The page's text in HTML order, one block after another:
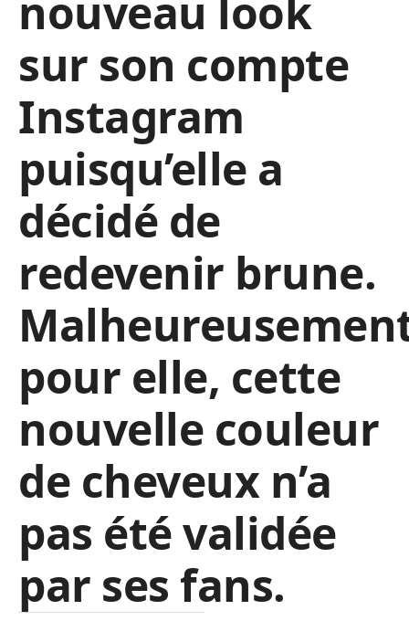
nouveau look
sur son compte
Instagram
puisqu’elle a
décidé de
redevenir brune.
pour elle, cette
nouvelle couleur
de cheveux n’a
pas été validée
par ses fans.